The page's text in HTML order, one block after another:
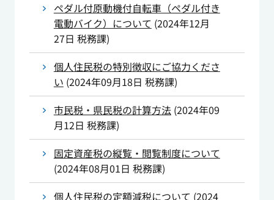
ペダル付原動機付自転車（ペダル付き
電動バイク）について (2024年12月
27日 税務課)
個人住民税の特別徴収にご協力くださ
い (2024年09月18日 税務課)
市民税・県民税の計算方法(2024年09
月12日 税務課)
固定資産税の縦覧・閲覧制度について
(2024年08月01日 税務課)
個人住民税の定額減税について (2024